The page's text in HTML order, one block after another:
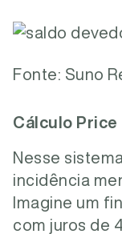
Fonte: Suno
Cálculo Price
Nesse
incidência
Imagine um
com juros de